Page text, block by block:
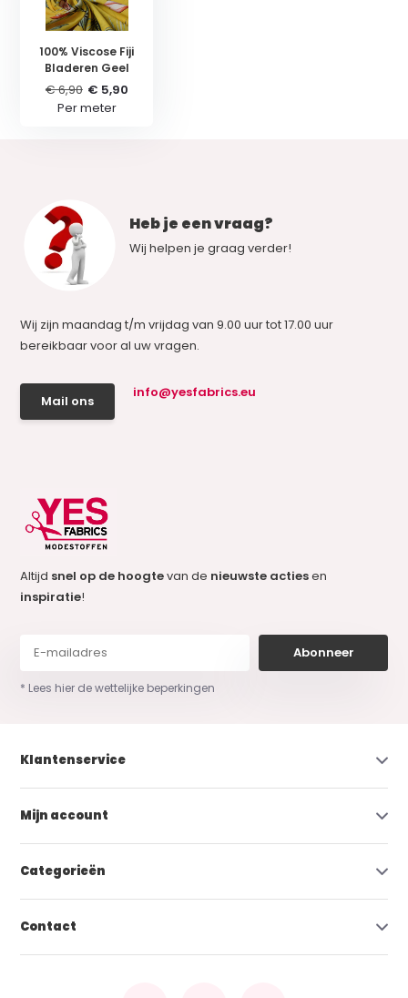
100% Viscose Fiji
Bladeren Geel
€ 6,90 € 5,90
Per meter
Heb je een vraag?
Wij helpen je graag verder!
Wij zijn maandag t/m vrijdag van 9.00 uur tot 17.00 uur
bereikbaar voor al uw vragen.
Mail ons
info@yesfabrics.eu
Altijd snel op de hoogtevan de nieuwste actiesen
inspiratie!
Abonneer
* Lees hier de wettelijke beperkingen
Klantenservice
Mijn account
Categorieën
Contact